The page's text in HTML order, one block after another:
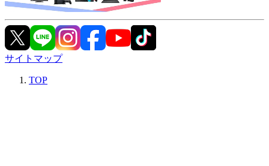
サイトマップ
TOP